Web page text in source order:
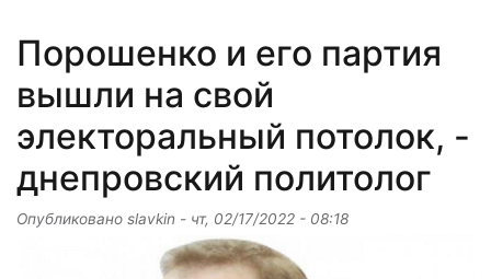
Порошенко и его партия
вышли на свой
электоральный потолок, -
днепровский политолог
Опубликовано slavkin - чт, 02/17/2022 - 08:18